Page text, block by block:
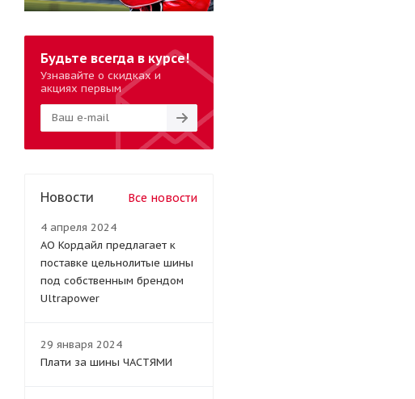
Будьте всегда в курсе!
Узнавайте о скидках и
акциях первым
Новости Все новости
4 апреля 2024
АО Кордайл предлагает к
поставке цельнолитые шины
под собственным брендом
Ultrapower
29 января 2024
Плати за шины ЧАСТЯМИ